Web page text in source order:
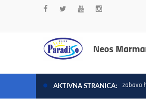
Neos
AKTIVNA STRANICA: zabava